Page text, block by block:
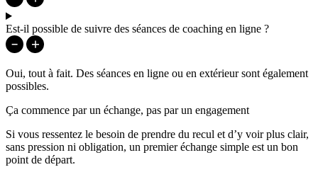
Est-il possible de suivre des séances de coaching en ligne ?
Oui, tout à fait. Des séances en ligne ou en extérieur sont également
possibles.
Ça commence par un échange, pas par un engagement
Si vous ressentez le besoin de prendre du recul et d’y voir plus clair,
sans pression ni obligation, un premier échange simple est un bon
point de départ.